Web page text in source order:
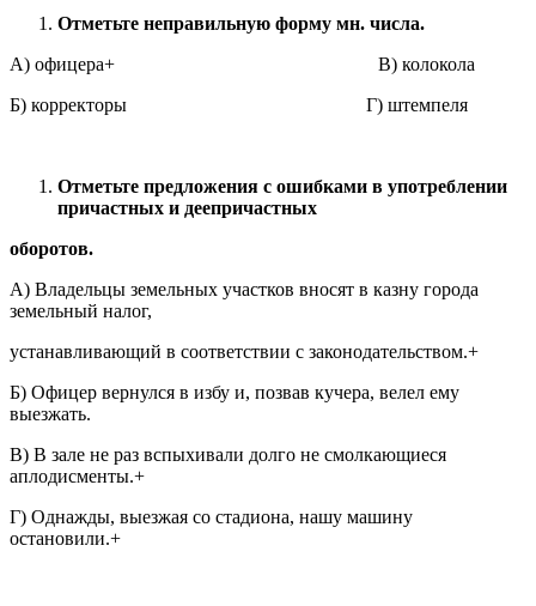
Отметьте неправильную форму мн. числа.
А) офицера+ В) колокола
Б) корректоры Г) штемпеля
Отметьте предложения с ошибками в употреблении
причастных и деепричастных
оборотов.
А) Владельцы земельных участков вносят в казну города
земельный налог,
устанавливающий в соответствии с законодательством.+
Б) Офицер вернулся в избу и, позвав кучера, велел ему
выезжать.
В) В зале не раз вспыхивали долго не смолкающиеся
аплодисменты.+
Г) Однажды, выезжая со стадиона, нашу машину
остановили.+